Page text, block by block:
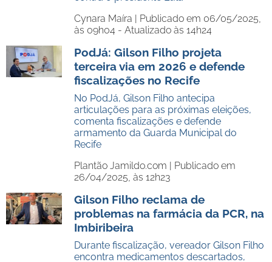
Cynara Maíra | Publicado em 06/05/2025,
às 09h04 - Atualizado às 14h24
PodJá: Gilson Filho projeta
terceira via em 2026 e defende
fiscalizações no Recife
No PodJá, Gilson Filho antecipa
articulações para as próximas eleições,
comenta fiscalizações e defende
armamento da Guarda Municipal do
Recife
Plantão Jamildo.com | Publicado em
26/04/2025, às 12h23
Gilson Filho reclama de
problemas na farmácia da PCR, na
Imbiribeira
Durante fiscalização, vereador Gilson Filho
encontra medicamentos descartados,